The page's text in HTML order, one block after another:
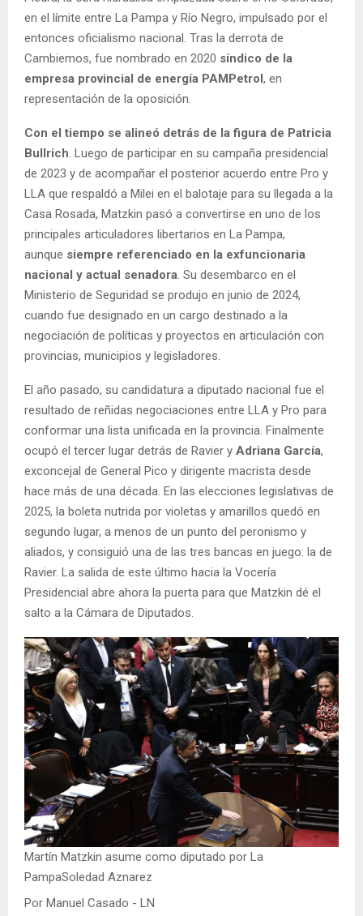
en el límite entre La Pampa y Río Negro, impulsado por el
entonces oficialismo nacional. Tras la derrota de
Cambiemos, fue nombrado en 2020 síndico de la
empresa provincial de energía PAMPetrol, en
representación de la oposición.
Con el tiempo se alineó detrás de la figura de Patricia
Bullrich. Luego de participar en su campaña presidencial
de 2023 y de acompañar el posterior acuerdo entre Pro y
LLA que respaldó a Milei en el balotaje para su llegada a la
Casa Rosada, Matzkin pasó a convertirse en uno de los
principales articuladores libertarios en La Pampa,
aunque siempre referenciado en la exfuncionaria
nacional y actual senadora. Su desembarco en el
Ministerio de Seguridad se produjo en junio de 2024,
cuando fue designado en un cargo destinado a la
negociación de políticas y proyectos en articulación con
provincias, municipios y legisladores.
El año pasado, su candidatura a diputado nacional fue el
resultado de reñidas negociaciones entre LLA y Pro para
conformar una lista unificada en la provincia. Finalmente
ocupó el tercer lugar detrás de Ravier y Adriana García,
exconcejal de General Pico y dirigente macrista desde
hace más de una década. En las elecciones legislativas de
2025, la boleta nutrida por violetas y amarillos quedó en
segundo lugar, a menos de un punto del peronismo y
aliados, y consiguió una de las tres bancas en juego: la de
Ravier. La salida de este último hacia la Vocería
Presidencial abre ahora la puerta para que Matzkin dé el
salto a la Cámara de Diputados.
Martín Matzkin asume como diputado por La
PampaSoledad Aznarez
Por Manuel Casado - LN